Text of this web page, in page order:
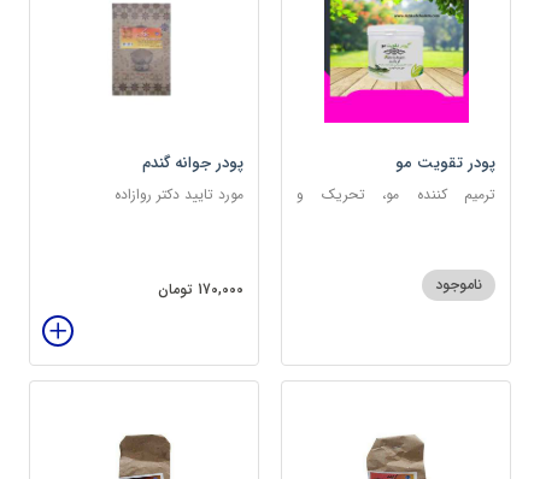
پودر تقویت مو
ترمیم کننده مو، تحریک و
ناموجود
پودر جوانه گندم
مورد تایید دکتر روازاده
170,000 تومان